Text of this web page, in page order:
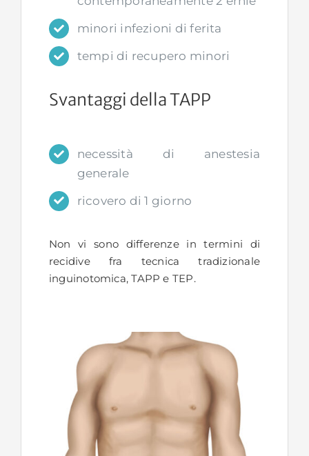
minori infezioni di ferita
tempi di recupero minori
Svantaggi della TAPP
necessità di anestesia
generale
ricovero di 1 giorno
Non vi sono differenze in termini di
recidive fra tecnica tradizionale
inguinotomica, TAPP e TEP.